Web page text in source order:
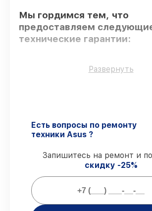
Мы гордимся тем, что
предоставляем
технические гарантии:
Только фирменные
обучение и ежегодную
подтверждает их уровень
Точное соблюдение сроков
восстановление телефона
выполняется строго в
Гарантийное
обслуживаем телефонов
строгим соблюдением
обязательств.
Развернуть
Есть вопросы по ремонту
техники Asus ?
Запишитесь на ремонт и
скидку -25%